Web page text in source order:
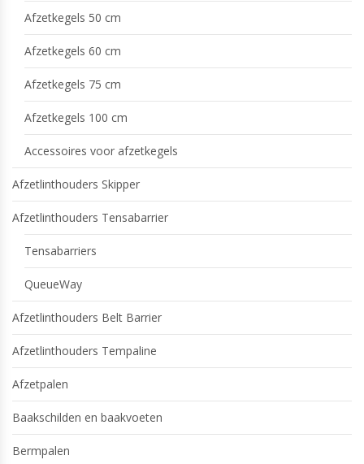
Afzetkegels 50 cm
Afzetkegels 60 cm
Afzetkegels 75 cm
Afzetkegels 100 cm
Accessoires voor afzetkegels
Afzetlinthouders Skipper
Afzetlinthouders Tensabarrier
Tensabarriers
QueueWay
Afzetlinthouders Belt Barrier
Afzetlinthouders Tempaline
Afzetpalen
Baakschilden en baakvoeten
Bermpalen